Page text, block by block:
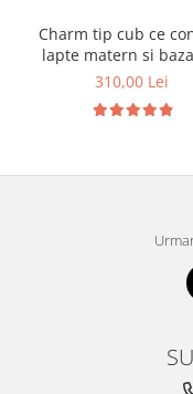
Charm tip cub ce
lapte matern si
argint 925
310,00 Lei